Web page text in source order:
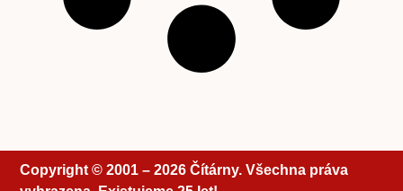
Copyright © 2001 – 2026 Čítárny. Všechna práva